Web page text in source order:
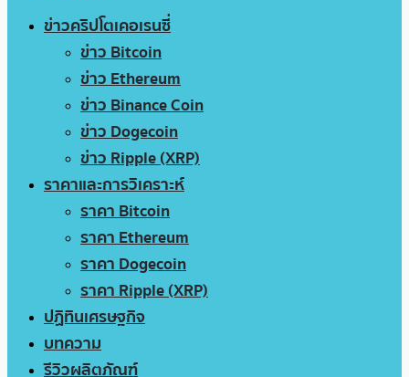
ข่าวคริปโตเคอเรนซี่
ข่าว Bitcoin
ข่าว Ethereum
ข่าว Binance Coin
ข่าว Dogecoin
ข่าว Ripple (XRP)
ราคาและการวิเคราะห์
ราคา Bitcoin
ราคา Ethereum
ราคา Dogecoin
ราคา Ripple (XRP)
ปฏิทินเศรษฐกิจ
บทความ
รีวิวผลิตภัณฑ์